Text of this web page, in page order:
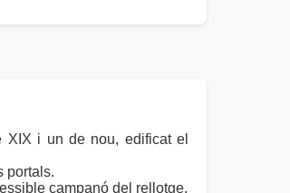
XIX i un de nou, edificat el
portals.
campanó del rellotge.